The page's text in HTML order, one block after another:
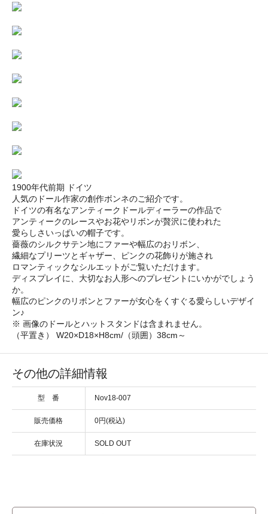
1900年代前期 ドイツ
人気のドール作家の創作ボンネのご紹介です。
ドイツの有名なアンティークドールディーラーの作品で
アンティークのレースやお花やリボンが贅沢に使われた
愛らしさいっぱいの帽子です。
薔薇のシルクサテン地にファーや幅広のおリボン、
繊細なプリーツとギャザー、ピンクの花飾りが施され
ロマンティックなシルエットがご覧いただけます。
ディスプレイに、大切なお人形へのプレゼントにいかがでしょう
か。
幅広のピンクのリボンとファーが女心をくすぐる愛らしいデザイ
ン♪
※ 画像のドールとハットスタンドは含まれません。
（平置き） W20×D18×H8cm/（頭囲）38cm～
その他の詳細情報
型 番 Nov18-007
販売価格 0円(税込)
在庫状況 SOLD OUT